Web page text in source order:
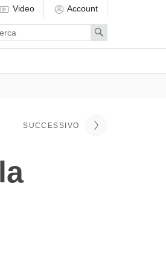
Video Account
Search
SUCCESSIVO